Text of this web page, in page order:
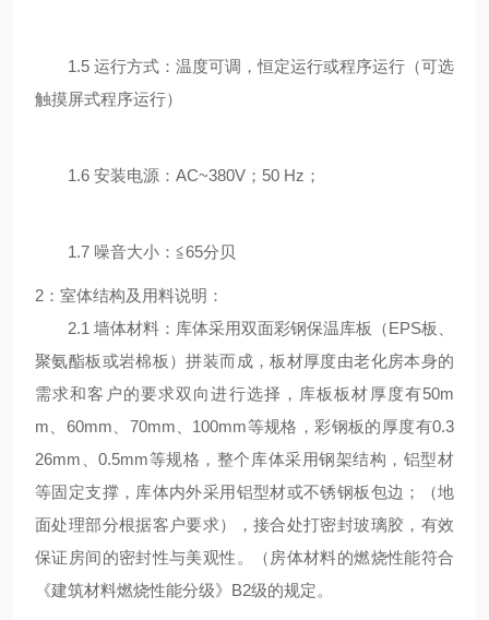
1.5 运行方式：温度可调，恒定运行或程序运行（可选
触摸屏式程序运行）
1.6 安装电源：AC~380V；50 Hz；
1.7 噪音大小：≦65分贝
2：室体结构及用料说明：
2.1 墙体材料：库体采用双面彩钢保温库板（EPS板、
聚氨酯板或岩棉板）拼装而成，板材厚度由老化房本身的
需求和客户的要求双向进行选择，库板板材厚度有50m
m、60mm、70mm、100mm等规格，彩钢板的厚度有0.3
26mm、0.5mm等规格，整个库体采用钢架结构，铝型材
等固定支撑，库体内外采用铝型材或不锈钢板包边；（地
面处理部分根据客户要求），接合处打密封玻璃胶，有效
保证房间的密封性与美观性。（房体材料的燃烧性能符合
《建筑材料燃烧性能分级》B2级的规定。